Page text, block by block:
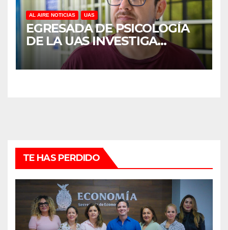
AL AIRE NOTICIAS UAS
EGRESADA DE PSICOLOGÍA
DE LA UAS INVESTIGA
DUELO ANTICIPADO Y
SOBRECARGA EN
TE HAS PERDIDO